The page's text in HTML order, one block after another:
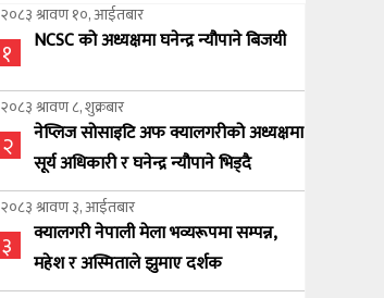
२०८३ श्रावण १०, आईतबार
१ NCSC को अध्यक्षमा घनेन्द्र न्यौपाने बिजयी
२०८३ श्रावण ८, शुक्रबार
२
नेप्लिज सोसाइटि अफ क्यालगरीको अध्यक्षमा
सूर्य अधिकारी र घनेन्द्र न्यौपाने भिड्दै
२०८३ श्रावण ३, आईतबार
३
क्यालगरी नेपाली मेला भव्यरूपमा सम्पन्न,
महेश र अस्मिताले झुमाए दर्शक